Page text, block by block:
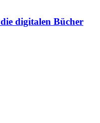
digitalen Bücher